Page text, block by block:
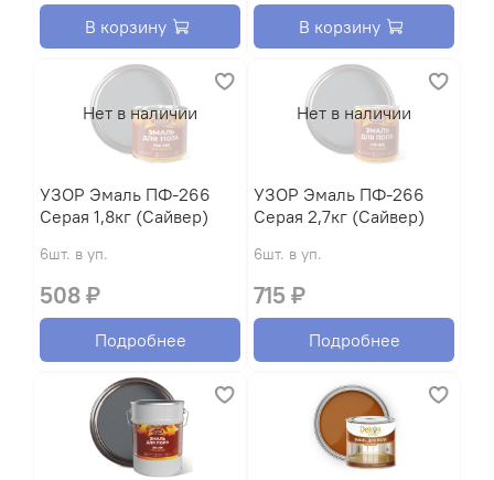
В корзину В корзину
Нет в наличии
УЗОР Эмаль ПФ-266
Серая 1,8кг (Сайвер)
6шт. в уп.
508 ₽
Подробнее
Нет в наличии
УЗОР Эмаль ПФ-266
Серая 2,7кг (Сайвер)
6шт. в уп.
715 ₽
Подробнее